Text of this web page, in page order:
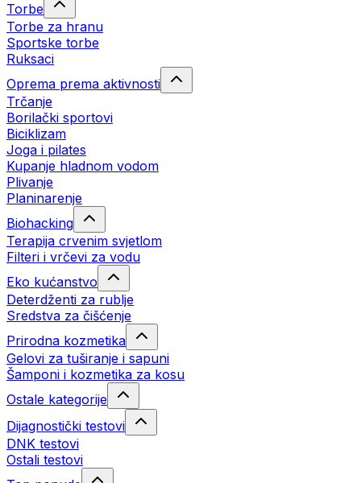
Torbe
Torbe za hranu
Sportske torbe
Ruksaci
Oprema prema aktivnosti
Trčanje
Borilački sportovi
Biciklizam
Joga i pilates
Kupanje hladnom vodom
Plivanje
Planinarenje
Biohacking
Terapija crvenim svjetlom
Filteri i vrčevi za vodu
Eko kućanstvo
Deterdženti za rublje
Sredstva za čišćenje
Prirodna kozmetika
Gelovi za tuširanje i sapuni
Šamponi i kozmetika za kosu
Ostale kategorije
Dijagnostički testovi
DNK testovi
Ostali testovi